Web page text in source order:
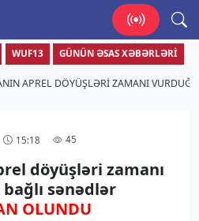
yaşa!
WUF13 GÜNÜN ƏSAS XƏBƏRLƏRI
APREL DÖYÜŞLƏRI ZAMANI
15:18 45
döyüşləri zamanı
sənədlər
OLUNDU